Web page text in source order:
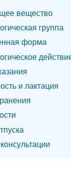
вещество
группа
форма
и лактация